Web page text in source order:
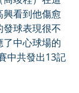
看到他傷愈
球表現很不
中心球場的
中共發出13記